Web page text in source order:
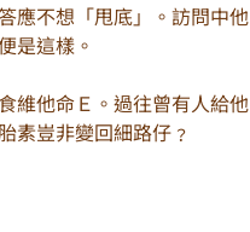
應不想「甩底」。訪問中他
是這樣。
維他命Ｅ。過往曾有人給他
素豈非變回細路仔﹖